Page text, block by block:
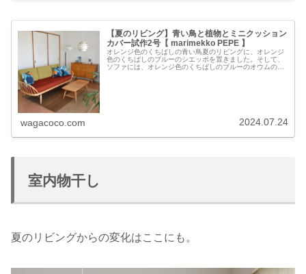
【夏のリビング】青い鳥と植物とミニクッション
カバー試作2号【 marimekko PEPE 】
オレンジ色のくちばしの青い鳥夏のリビングに、オレンジ
色のくちばしのブルーのシエッポを置きました。そして、
ソファには、オレンジ色のくちばしのブルーのオウムのク
wagacoco.com 2024.07.24
室内物干し
夏のリビングからの変化はここにも。